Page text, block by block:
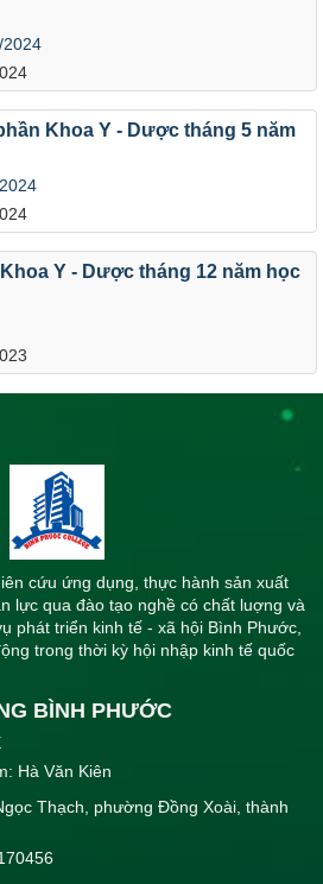
2024
Khoa Y - Dược tháng 5 năm
Y - Dược tháng 12 năm học
cứu ứng dụng, thực hành sản xuất
lực qua đào tạo nghề có chất luợng và
phát triển kinh tế - xã hội Bình Phước,
trong thời kỳ hội nhập kinh tế quốc
BÌNH PHƯỚC
Hà Văn Kiên
Thạch, phường Đồng Xoài, thành